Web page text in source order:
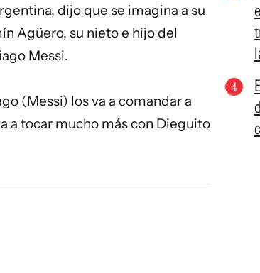
dijo que se imagina a su
Agüero, su nieto e hijo del
Messi.
(Messi) los va a comandar a
a tocar mucho más con Dieguito